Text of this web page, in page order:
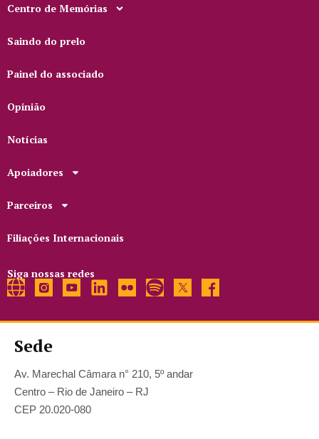
Centro de Memórias
Saindo do prelo
Painel do associado
Opinião
Notícias
Apoiadores
Parceiros
Filiações Internacionais
Siga nossas redes
Sede
Av. Marechal Câmara n° 210, 5º andar
Centro – Rio de Janeiro – RJ
CEP 20.020-080